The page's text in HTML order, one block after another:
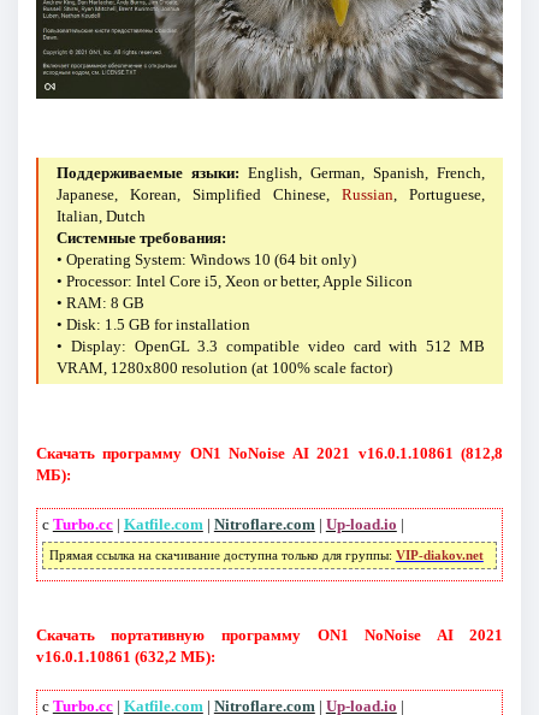
Поддерживаемые языки: English, German, Spanish, French,
Japanese, Korean, Simplified Chinese, Russian , Portuguese,
Italian, Dutch
Системные требования:
• Operating System: Windows 10 (64 bit only)
• Processor: Intel Core i5, Xeon or better, Apple Silicon
• RAM: 8 GB
• Disk: 1.5 GB for installation
• Display: OpenGL 3.3 compatible video card with 512 MB
VRAM, 1280x800 resolution (at 100% scale factor)
Скачать программу ON1 NoNoise AI 2021 v16.0.1.10861 (812,8
МБ):
с Turbo.cc| Katfile.com | Nitroflare.com | Up-load.io |
Прямая ссылка на скачивание доступна только для группы: VIP-diakov.net
Скачать портативную программу ON1 NoNoise AI 2021
v16.0.1.10861 (632,2 МБ):
с Turbo.cc| Katfile.com | Nitroflare.com | Up-load.io |